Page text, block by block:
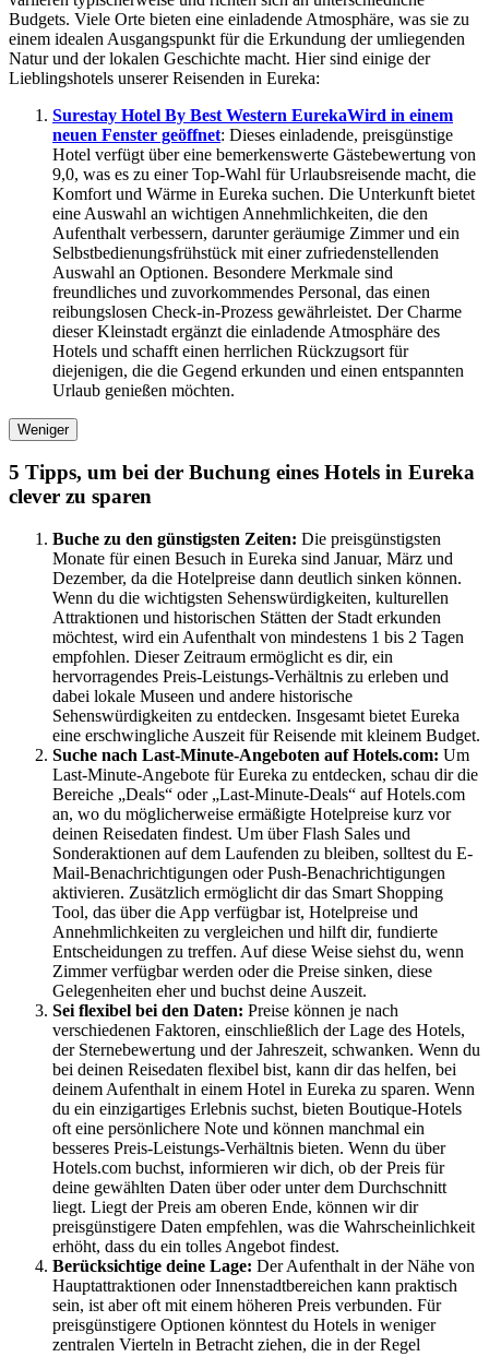
Budgets. Viele Orte bieten eine einladende Atmosphäre, was sie zu
einem idealen Ausgangspunkt für die Erkundung der umliegenden
Natur und der lokalen Geschichte macht. Hier sind einige der
Lieblingshotels unserer Reisenden in Eureka:
Surestay Hotel By Best Western EurekaWird in einem
neuen Fenster geöffnet: Dieses einladende, preisgünstige
Hotel verfügt über eine bemerkenswerte Gästebewertung von
9,0, was es zu einer Top-Wahl für Urlaubsreisende macht, die
Komfort und Wärme in Eureka suchen. Die Unterkunft bietet
eine Auswahl an wichtigen Annehmlichkeiten, die den
Aufenthalt verbessern, darunter geräumige Zimmer und ein
Selbstbedienungsfrühstück mit einer zufriedenstellenden
Auswahl an Optionen. Besondere Merkmale sind
freundliches und zuvorkommendes Personal, das einen
reibungslosen Check-in-Prozess gewährleistet. Der Charme
dieser Kleinstadt ergänzt die einladende Atmosphäre des
Hotels und schafft einen herrlichen Rückzugsort für
diejenigen, die die Gegend erkunden und einen entspannten
Urlaub genießen möchten.
Weniger
5 Tipps, um bei der Buchung eines Hotels in Eureka
clever zu sparen
Buche zu den günstigsten Zeiten: Die preisgünstigsten
Monate für einen Besuch in Eureka sind Januar, März und
Dezember, da die Hotelpreise dann deutlich sinken können.
Wenn du die wichtigsten Sehenswürdigkeiten, kulturellen
Attraktionen und historischen Stätten der Stadt erkunden
möchtest, wird ein Aufenthalt von mindestens 1 bis 2 Tagen
empfohlen. Dieser Zeitraum ermöglicht es dir, ein
hervorragendes Preis-Leistungs-Verhältnis zu erleben und
dabei lokale Museen und andere historische
Sehenswürdigkeiten zu entdecken. Insgesamt bietet Eureka
eine erschwingliche Auszeit für Reisende mit kleinem Budget.
Suche nach Last-Minute-Angeboten auf Hotels.com: Um
Last-Minute-Angebote für Eureka zu entdecken, schau dir die
Bereiche „Deals“ oder „Last-Minute-Deals“ auf Hotels.com
an, wo du möglicherweise ermäßigte Hotelpreise kurz vor
deinen Reisedaten findest. Um über Flash Sales und
Sonderaktionen auf dem Laufenden zu bleiben, solltest du E-
Mail-Benachrichtigungen oder Push-Benachrichtigungen
aktivieren. Zusätzlich ermöglicht dir das Smart Shopping
Tool, das über die App verfügbar ist, Hotelpreise und
Annehmlichkeiten zu vergleichen und hilft dir, fundierte
Entscheidungen zu treffen. Auf diese Weise siehst du, wenn
Zimmer verfügbar werden oder die Preise sinken, diese
Gelegenheiten eher und buchst deine Auszeit.
Sei flexibel bei den Daten: Preise können je nach
verschiedenen Faktoren, einschließlich der Lage des Hotels,
der Sternebewertung und der Jahreszeit, schwanken. Wenn du
bei deinen Reisedaten flexibel bist, kann dir das helfen, bei
deinem Aufenthalt in einem Hotel in Eureka zu sparen. Wenn
du ein einzigartiges Erlebnis suchst, bieten Boutique-Hotels
oft eine persönlichere Note und können manchmal ein
besseres Preis-Leistungs-Verhältnis bieten. Wenn du über
Hotels.com buchst, informieren wir dich, ob der Preis für
deine gewählten Daten über oder unter dem Durchschnitt
liegt. Liegt der Preis am oberen Ende, können wir dir
preisgünstigere Daten empfehlen, was die Wahrscheinlichkeit
erhöht, dass du ein tolles Angebot findest.
Berücksichtige deine Lage: Der Aufenthalt in der Nähe von
Hauptattraktionen oder Innenstadtbereichen kann praktisch
sein, ist aber oft mit einem höheren Preis verbunden. Für
preisgünstigere Optionen könntest du Hotels in weniger
zentralen Vierteln in Betracht ziehen, die in der Regel